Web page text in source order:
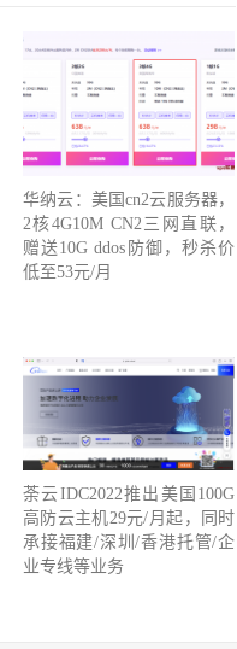
华纳云：美国cn2云服务器，
2核4G10M CN2三网直联，
赠送10G ddos防御，秒杀价
低至53元/月
荼云IDC2022推出美国100G
高防云主机29元/月起，同时
承接福建/深圳/香港托管/企
业专线等业务